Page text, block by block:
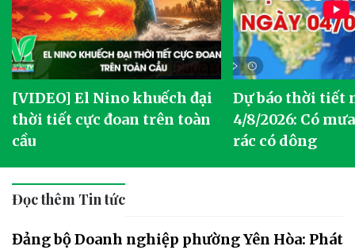
[VIDEO] El Nino khuếch đại
thời tiết cực đoan trên toàn
cầu
Dự báo thời tiết
4/8/2026: Có
rác có dông
Đọc thêm Tin tức
Đảng bộ Doanh nghiệp phường Yên Hòa: Phát